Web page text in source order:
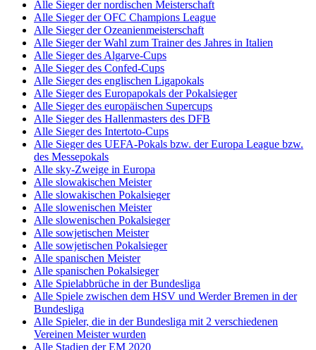
Alle Sieger der nordischen Meisterschaft
Alle Sieger der OFC Champions League
Alle Sieger der Ozeanienmeisterschaft
Alle Sieger der Wahl zum Trainer des Jahres in Italien
Alle Sieger des Algarve-Cups
Alle Sieger des Confed-Cups
Alle Sieger des englischen Ligapokals
Alle Sieger des Europapokals der Pokalsieger
Alle Sieger des europäischen Supercups
Alle Sieger des Hallenmasters des DFB
Alle Sieger des Intertoto-Cups
Alle Sieger des UEFA-Pokals bzw. der Europa League bzw.
des Messepokals
Alle sky-Zweige in Europa
Alle slowakischen Meister
Alle slowakischen Pokalsieger
Alle slowenischen Meister
Alle slowenischen Pokalsieger
Alle sowjetischen Meister
Alle sowjetischen Pokalsieger
Alle spanischen Meister
Alle spanischen Pokalsieger
Alle Spielabbrüche in der Bundesliga
Alle Spiele zwischen dem HSV und Werder Bremen in der
Bundesliga
Alle Spieler, die in der Bundesliga mit 2 verschiedenen
Vereinen Meister wurden
Alle Stadien der EM 2020